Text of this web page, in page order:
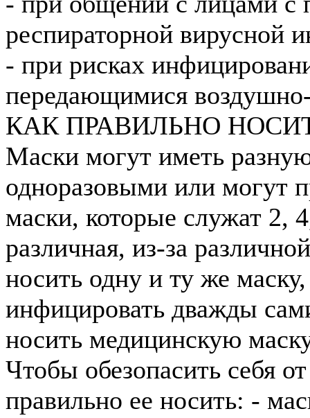
респираторной вирусной
- при рисках
передающимися
КАК ПРАВИЛЬНО
Маски могут иметь
одноразовыми или могут
маски, которые служат 2,
различная, из-за
носить одну и ту же
инфицировать дважды
носить медицинскую
Чтобы обезопасить себя
правильно ее носить: -